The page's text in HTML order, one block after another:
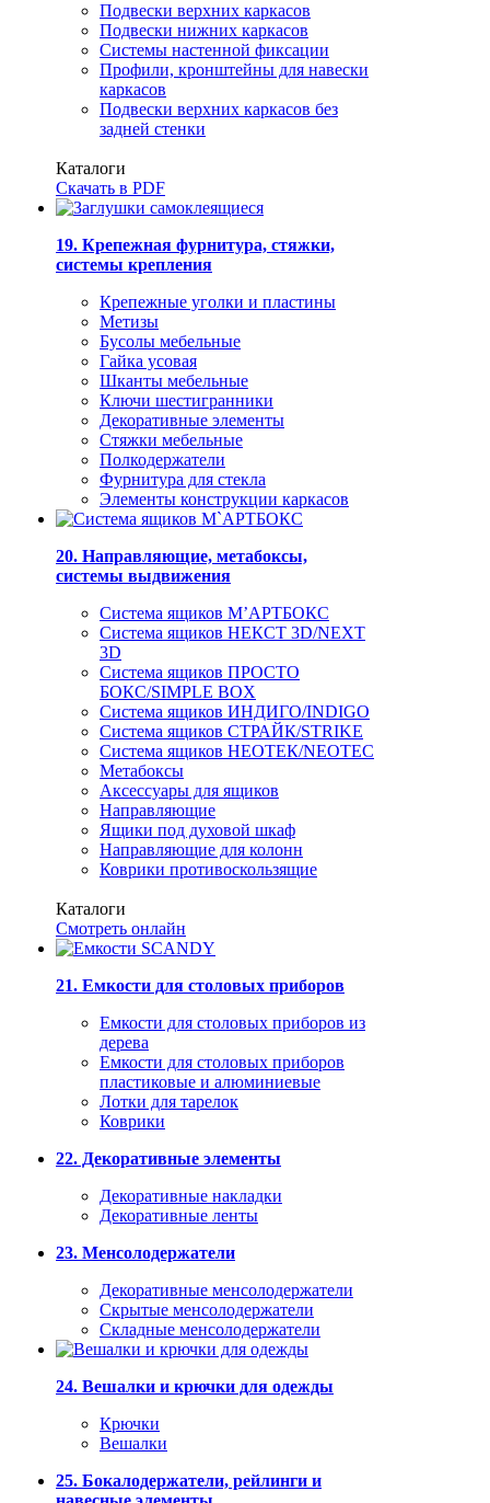
Подвески верхних каркасов
Подвески нижних каркасов
Системы настенной фиксации
Профили, кронштейны для навески
каркасов
Подвески верхних каркасов без
задней стенки
Каталоги
Скачать в PDF
19. Крепежная фурнитура, стяжки,
системы крепления
Крепежные уголки и пластины
Метизы
Бусолы мебельные
Гайка усовая
Шканты мебельные
Ключи шестигранники
Декоративные элементы
Стяжки мебельные
Полкодержатели
Фурнитура для стекла
Элементы конструкции каркасов
20. Направляющие, метабоксы,
системы выдвижения
Система ящиков М’АРТБОКС
Система ящиков НЕКСТ 3D/NEXT
3D
Система ящиков ПРОСТО
БОКС/SIMPLE BOX
Система ящиков ИНДИГО/INDIGO
Система ящиков СТРАЙК/STRIKE
Система ящиков НЕОТЕК/NEOTEC
Метабоксы
Аксессуары для ящиков
Направляющие
Ящики под духовой шкаф
Направляющие для колонн
Коврики противоскользящие
Каталоги
Смотреть онлайн
21. Емкости для столовых приборов
Емкости для столовых приборов из
дерева
Емкости для столовых приборов
пластиковые и алюминиевые
Лотки для тарелок
Коврики
22. Декоративные элементы
Декоративные накладки
Декоративные ленты
23. Менсолодержатели
Декоративные менсолодержатели
Скрытые менсолодержатели
Складные менсолодержатели
24. Вешалки и крючки для одежды
Крючки
Вешалки
25. Бокалодержатели, рейлинги и